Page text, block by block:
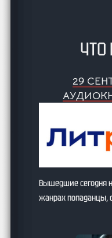
ЧТО
29
Вышедшие сегодня
жанрах попаданцы,